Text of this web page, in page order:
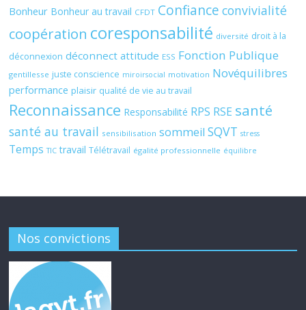
Bonheur Bonheur au travail CFDT Confiance convivialité
coopération coresponsabilité diversité droit à la
déconnexion déconnect attitude ESS Fonction Publique
gentillesse juste conscience miroirsocial motivation Novéquilibres
performance plaisir qualité de vie au travail
Reconnaissance Responsabilité RPS RSE santé
santé au travail sensibilisation sommeil SQVT stress
Temps TIC travail Télétravail égalité professionnelle équilibre
Nos convictions